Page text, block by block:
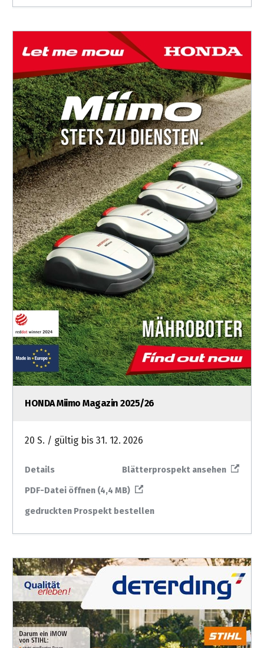
HONDA Miimo Magazin 2025/26
20 S. / gültig bis 31. 12. 2026
Details
Blätterprospekt ansehen
PDF-Datei öffnen (4,4 MB)
gedruckten Prospekt bestellen